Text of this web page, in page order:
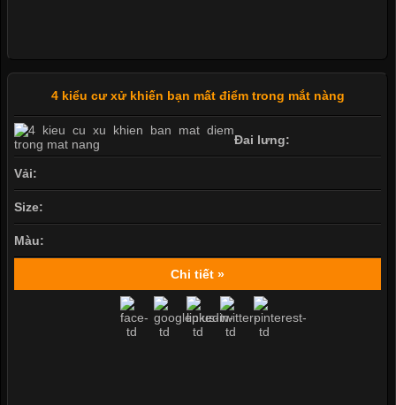
4 kiểu cư xử khiến bạn mất điểm trong mắt nàng
Đai lưng:
Vải:
Size:
Màu:
Chi tiết »